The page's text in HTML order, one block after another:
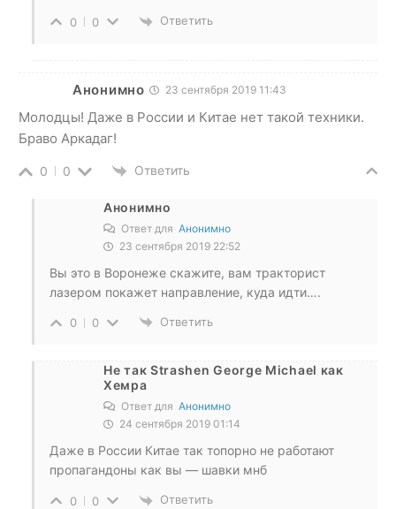
0 0 Ответить
Анонимно 23 сентября 2019 11:43
Молодцы! Даже в России и Китае нет такой техники.
Браво Аркадаг!
0 0 Ответить
Анонимно
Ответ для Анонимно
23 сентября 2019 22:52
Вы это в Воронеже скажите, вам тракторист
лазером покажет направление, куда идти….
0 0 Ответить
Не так Strashen George Michael как
Хемра
Ответ для Анонимно
24 сентября 2019 01:14
Даже в России Китае так топорно не работают
пропагандоны как вы — шавки мнб
0 0 Ответить